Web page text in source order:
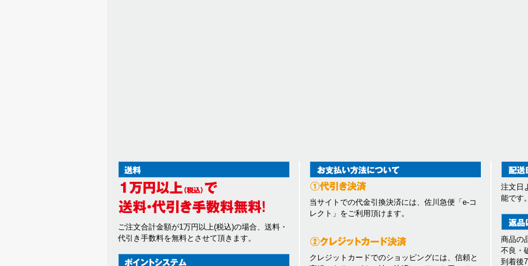
ご注文合計金額が1万円以上(税込)の場合、送料・
代引き手数料を無料とさせて頂きます。
当サイトでの代金引換決済には、佐川急便「e-コ
レクト」をご利用頂けます。
クレジットカードでのショッピングには、信頼と
注文日
能です
商品の
不良・
到着後